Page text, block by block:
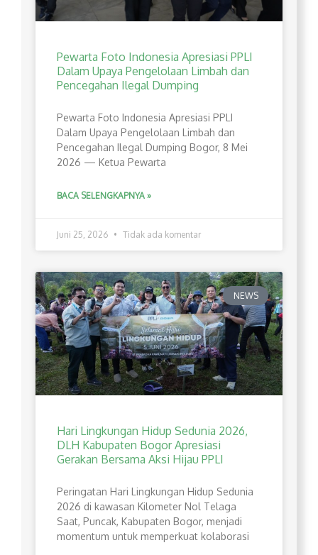
Pewarta Foto Indonesia Apresiasi PPLI
Dalam Upaya Pengelolaan Limbah dan
Pencegahan Ilegal Dumping
Pewarta Foto Indonesia Apresiasi PPLI
Dalam Upaya Pengelolaan Limbah dan
Pencegahan Ilegal Dumping Bogor, 8 Mei
2026 — Ketua Pewarta
BACA SELENGKAPNYA »
Juni 25, 2026 Tidak ada komentar
NEWS
Hari Lingkungan Hidup Sedunia 2026,
DLH Kabupaten Bogor Apresiasi
Gerakan Bersama Aksi Hijau PPLI
Peringatan Hari Lingkungan Hidup Sedunia
2026 di kawasan Kilometer Nol Telaga
Saat, Puncak, Kabupaten Bogor, menjadi
momentum untuk memperkuat kolaborasi